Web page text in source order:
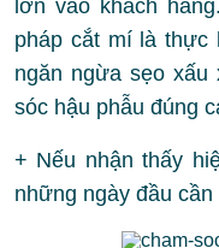
lớn vào khách
pháp cắt mí là thực
ngăn ngừa sẹo xấu
sóc hậu phẫu đúng
+ Nếu nhận thấy
những ngày đầu